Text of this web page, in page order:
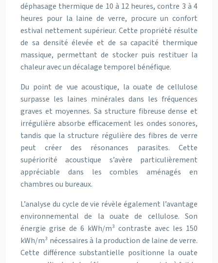
déphasage thermique de 10 à 12 heures, contre 3 à 4
heures pour la laine de verre, procure un confort
estival nettement supérieur. Cette propriété résulte
de sa densité élevée et de sa capacité thermique
massique, permettant de stocker puis restituer la
chaleur avec un décalage temporel bénéfique.
Du point de vue acoustique, la ouate de cellulose
surpasse les laines minérales dans les fréquences
graves et moyennes. Sa structure fibreuse dense et
irrégulière absorbe efficacement les ondes sonores,
tandis que la structure régulière des fibres de verre
peut créer des résonances parasites. Cette
supériorité acoustique s’avère particulièrement
appréciable dans les combles aménagés en
chambres ou bureaux.
L’analyse du cycle de vie révèle également l’avantage
environnemental de la ouate de cellulose. Son
énergie grise de 6 kWh/m³ contraste avec les 150
kWh/m³ nécessaires à la production de laine de verre.
Cette différence substantielle positionne la ouate